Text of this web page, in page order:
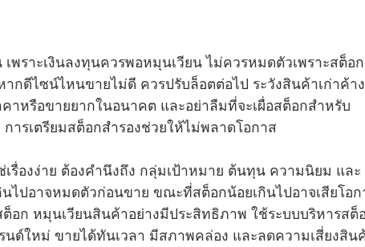
พราะเงินลงทุนควรพอหมุนเวียน ไม่ควรหมดตัวเพราะสต็อก
ากดีไซน์ไหนขายไม่ดี ควรปรับล็อตต่อไป ระวังสินค้าเก่าค้าง
าหรือขายยากในอนาคต และอย่าลืมที่จะเผื่อสต็อกสำหรับ
ารเตรียมสต็อกสำรองช่วยให้ไม่พลาดโอกาส
รื่องง่าย ต้องคำนึงถึง กลุ่มเป้าหมาย ต้นทุน ความนิยม และ
ไปอาจหมดตัวก่อนขาย ขณะที่สต็อกน้อยเกินไปอาจเสียโอก
อก หมุนเวียนสินค้าอย่างมีประสิทธิภาพ ใช้ระบบบริหารสต็
นด์ใหม่ ขายได้ทันเวลา มีสภาพคล่อง และลดความเสี่ยงสิน